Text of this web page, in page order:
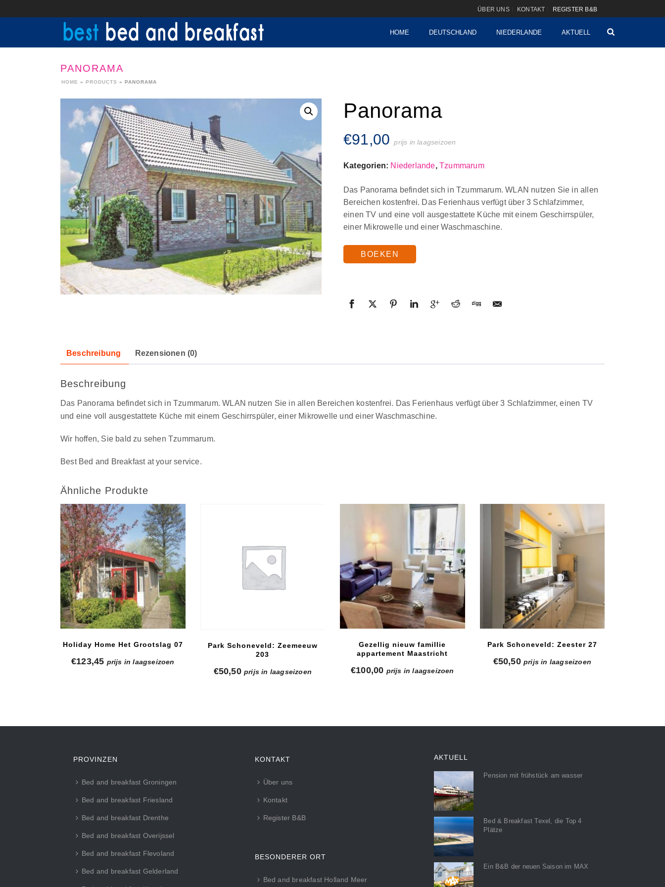
ÜBER UNS KONTAKT REGISTER B&B
HOME DEUTSCHLAND NIEDERLANDE AKTUELL
PANORAMA
HOME » PRODUCTS » PANORAMA
Panorama
€91,00 prijs in laagseizoen
Kategorien: Niederlande,Tzummarum
Das Panorama befindet sich in Tzummarum. WLAN nutzen Sie in allen
Bereichen kostenfrei. Das Ferienhaus verfügt über 3 Schlafzimmer,
einen TV und eine voll ausgestattete Küche mit einem Geschirrspüler,
einer Mikrowelle und einer Waschmaschine.
BOEKEN
Beschreibung Rezensionen (0)
Beschreibung
Das Panorama befindet sich in Tzummarum. WLAN nutzen Sie in allen Bereichen kostenfrei. Das Ferienhaus verfügt über 3 Schlafzimmer, einen TV
und eine voll ausgestattete Küche mit einem Geschirrspüler, einer Mikrowelle und einer Waschmaschine.
Wir hoffen, Sie bald zu sehen Tzummarum.
Best Bed and Breakfast at your service.
Ähnliche Produkte
Holiday Home Het Grootslag 07
€123,45 prijs in laagseizoen
Park Schoneveld: Zeemeeuw
203
€50,50 prijs in laagseizoen
Gezellig nieuw famillie
appartement Maastricht
€100,00 prijs in laagseizoen
Park Schoneveld: Zeester 27
€50,50 prijs in laagseizoen
PROVINZEN
Bed and breakfast Groningen
Bed and breakfast Friesland
Bed and breakfast Drenthe
Bed and breakfast Overijssel
Bed and breakfast Flevoland
Bed and breakfast Gelderland
KONTAKT
Über uns
Kontakt
Register B&B
BESONDERER ORT
Bed and breakfast Holland Meer
AKTUELL
Pension mit frühstück am wasser
Bed & Breakfast Texel, die Top 4
Plätze
Ein B&B der neuen Saison im MAX